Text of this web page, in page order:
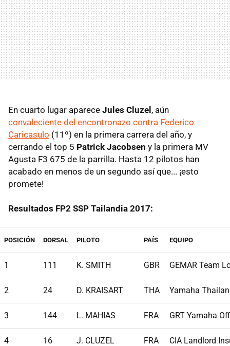
En cuarto lugar aparece Jules Cluzel, aún
convaleciente del encontronazo contra Federico
Caricasulo (11º) en la primera carrera del año, y
cerrando el top 5 Patrick Jacobsen y la primera MV
Agusta F3 675 de la parrilla. Hasta 12 pilotos han
acabado en menos de un segundo así que... ¡esto
promete!
Resultados FP2 SSP Tailandia 2017:
POSICIÓN DORSAL PILOTO PAÍS EQUIPO
1 111 K. SMITH GBR GEMAR Team
2 24 D. KRAISART THA Yamaha
3 144 L. MAHIAS FRA GRT Yamaha
4 16 J. CLUZEL FRA CIA Landlord